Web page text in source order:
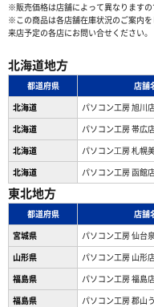
※販売価格は店舗によって異なりますの
※この商品は各店舗在庫状況のご案内
来店予定の各店にお問い合せください。
北海道地方
都道府県 店舗
北海道
パソコン工房 旭川
北海道
パソコン工房 帯広
北海道
パソコン⼯房 札幌
北海道
パソコン工房 函館
東北地方
都道府県 店舗
宮城県
パソコン工房 仙台
山形県
パソコン工房 山形
福島県
パソコン工房 福島
福島県
パソコン工房 郡山